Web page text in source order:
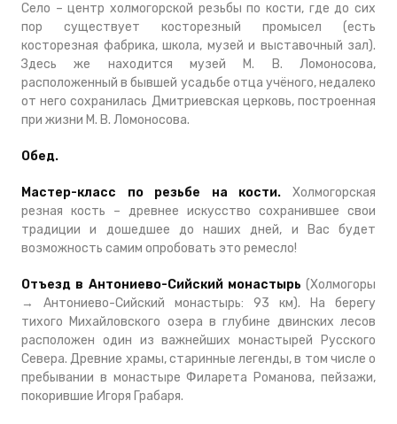
Село – центр холмогорской резьбы по кости, где до сих
пор существует косторезный промысел (есть
косторезная фабрика, школа, музей и выставочный зал).
Здесь же находится музей М. В. Ломоносова,
расположенный в бывшей усадьбе отца учёного, недалеко
от него сохранилась Дмитриевская церковь, построенная
при жизни М. В. Ломоносова.
Обед.
Мастер-класс по резьбе на кости. Холмогорская
резная кость – древнее искусство сохранившее свои
традиции и дошедшее до наших дней, и Вас будет
возможность самим опробовать это ремесло!
Отъезд в Антониево-Сийский монастырь (Холмогоры
→ Антониево-Сийский монастырь: 93 км). На берегу
тихого Михайловского озера в глубине двинских лесов
расположен один из важнейших монастырей Русского
Севера. Древние храмы, старинные легенды, в том числе о
пребывании в монастыре Филарета Романова, пейзажи,
покорившие Игоря Грабаря.